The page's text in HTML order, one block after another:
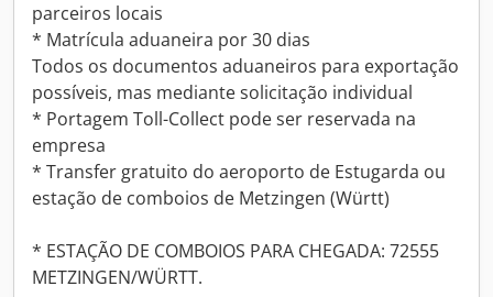
parceiros locais
* Matrícula aduaneira por 30 dias
Todos os documentos aduaneiros para exportação
possíveis, mas mediante solicitação individual
* Portagem Toll-Collect pode ser reservada na
empresa
* Transfer gratuito do aeroporto de Estugarda ou
estação de comboios de Metzingen (Württ)
* ESTAÇÃO DE COMBOIOS PARA CHEGADA: 72555
METZINGEN/WÜRTT.